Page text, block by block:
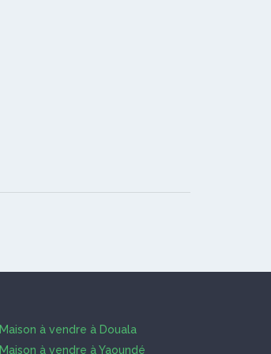
Maison à vendre à Douala
Maison à vendre à Yaoundé